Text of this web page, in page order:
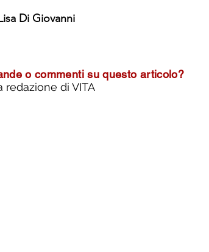
Di Giovanni
o commenti su questo articolo?
redazione di VITA